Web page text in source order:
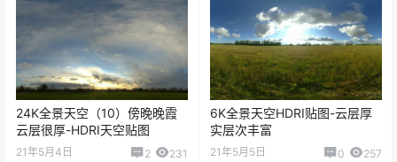
24K全景天空（10）傍晚晚霞
云层很厚-HDRI天空贴图
21年5月4日 2 231
6K全景天空HDRI贴图-云层厚
实层次丰富
21年5月5日 0 257